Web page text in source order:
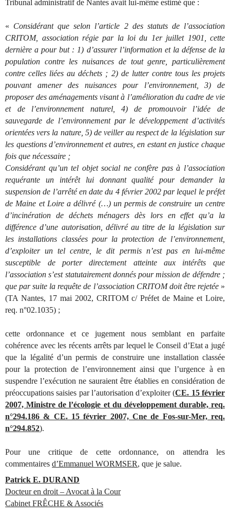
Tribunal administratif de Nantes avait lui-même estimé que :
« Considérant que selon l’article 2 des statuts de l’association
CRITOM, association régie par la loi du 1er juillet 1901, cette
dernière a pour but : 1) d’assurer l’information et la défense de la
population contre les nuisances de tout genre, particulièrement
contre celles liées au déchets ; 2) de lutter contre tous les projets
pouvant amener des nuisances pour l’environnement, 3) de
proposer des aménagements visant à l’amélioration du cadre de vie
et de l’environnement naturel, 4) de promouvoir l’idée de
sauvegarde de l’environnement par le développement d’activités
orientées vers la nature, 5) de veiller au respect de la législation sur
les questions d’environnement et autres, en estant en justice chaque
fois que nécessaire ;
Considérant qu’un tel objet social ne confère pas à l’association
requérante un intérêt lui donnant qualité pour demander la
suspension de l’arrêté en date du 4 février 2002 par lequel le préfet
de Maine et Loire a délivré (…) un permis de construire un centre
d’incinération de déchets ménagers dès lors en effet qu’a la
différence d’une autorisation, délivré au titre de la législation sur
les installations classées pour la protection de l’environnement,
d’exploiter un tel centre, le dit permis n’est pas en lui-même
susceptible de porter directement atteinte aux intérêts que
l’association s’est statutairement donnés pour mission de défendre ;
que par suite la requête de l’association CRITOM doit être rejetée»
(TA Nantes, 17 mai 2002, CRITOM c/ Préfet de Maine et Loire,
req. n°02.1035) ;
cette ordonnance et ce jugement nous semblant en parfaite
cohérence avec les récents arrêts par lequel le Conseil d’Etat a jugé
que la légalité d’un permis de construire une installation classée
pour la protection de l’environnement ainsi que l’urgence à en
suspendre l’exécution ne sauraient être établies en considération de
préoccupations saisies par l’autorisation d’exploiter (CE. 15 février
2007, Ministre de l’écologie et du développement durable, req.
n°294.186 & CE. 15 février 2007, Cne de Fos-sur-Mer, req.
n°294.852).
Pour une critique de cette ordonnance, on attendra les
commentairesd’Emmanuel WORMSER, que je salue.
Patrick E. DURAND
Docteur en droit – Avocat à la Cour
Cabinet FRÊCHE & Associés